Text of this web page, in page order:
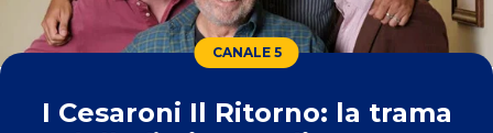
CANALE 5
I Cesaroni Il Ritorno: la trama